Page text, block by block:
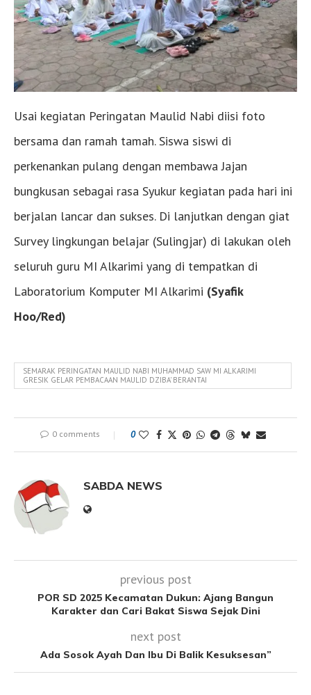
Usai kegiatan Peringatan Maulid Nabi diisi foto
bersama dan ramah tamah. Siswa siswi di
perkenankan pulang dengan membawa Jajan
bungkusan sebagai rasa Syukur kegiatan pada hari ini
berjalan lancar dan sukses. Di lanjutkan dengan giat
Survey lingkungan belajar (Sulingjar) di lakukan oleh
seluruh guru MI Alkarimi yang di tempatkan di
Laboratorium Komputer MI Alkarimi (Syafik
Hoo/Red)
SEMARAK PERINGATAN MAULID NABI MUHAMMAD SAW MI ALKARIMI
GRESIK GELAR PEMBACAAN MAULID DZIBA' BERANTAI
0 comments 0
SABDA NEWS
previous post
POR SD 2025 Kecamatan Dukun: Ajang Bangun
Karakter dan Cari Bakat Siswa Sejak Dini
next post
Ada Sosok Ayah Dan Ibu Di Balik Kesuksesan”